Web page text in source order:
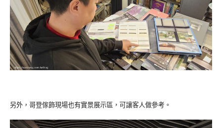
另外，哥登傢飾現場也有實景展示區，可讓客人做參考。